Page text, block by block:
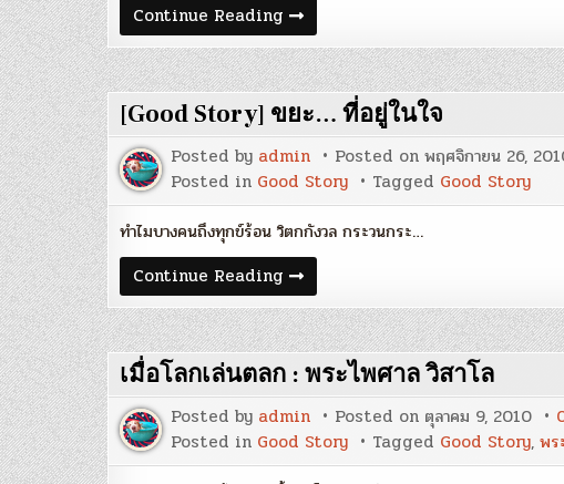
Continue Reading 9
บท
เรียน
ทอง
ของ
สตีฟ
จอบ
ส์
[Good Story] ขยะ… ที่อยู่ในใจ
Posted by admin Posted on พฤศจิกายน 26,
Posted in Good Story Tagged Good Story
ทำไมบางคนถึงทุกข์ร้อน วิตกกังวล กระวนกระ…
Continue Reading [Good
Story]
ขยะ…
ที่
อยู่
ในใจ
เมื่อโลกเล่นตลก : พระไพศาล วิสาโล
Posted by admin Posted on ตุลาคม 9, 2010
Posted in Good Story Tagged Good Story, พร